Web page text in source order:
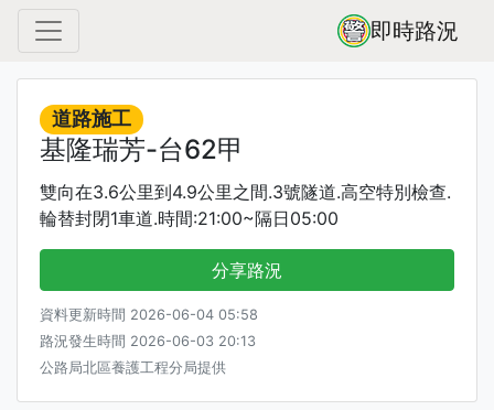
即時路況
道路施工
基隆瑞芳-台62甲
雙向在3.6公里到4.9公里之間.3號隧道.高空特別檢查.
輪替封閉1車道.時間:21:00~隔日05:00
分享路況
資料更新時間 2026-06-04 05:58
路況發生時間 2026-06-03 20:13
公路局北區養護工程分局提供